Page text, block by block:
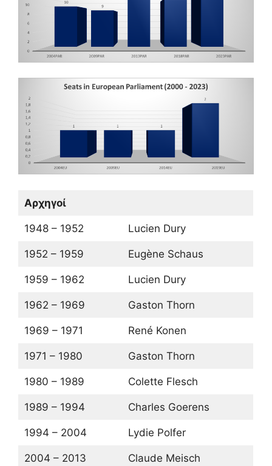
Αρχηγοί
1948 – 1952 Lucien Dury
1952 – 1959 Eugène Schaus
1959 – 1962 Lucien Dury
1962 – 1969 Gaston Thorn
1969 – 1971 René Konen
1971 – 1980 Gaston Thorn
1980 – 1989 Colette Flesch
1989 – 1994 Charles Goerens
1994 – 2004 Lydie Polfer
2004 – 2013 Claude Meisch